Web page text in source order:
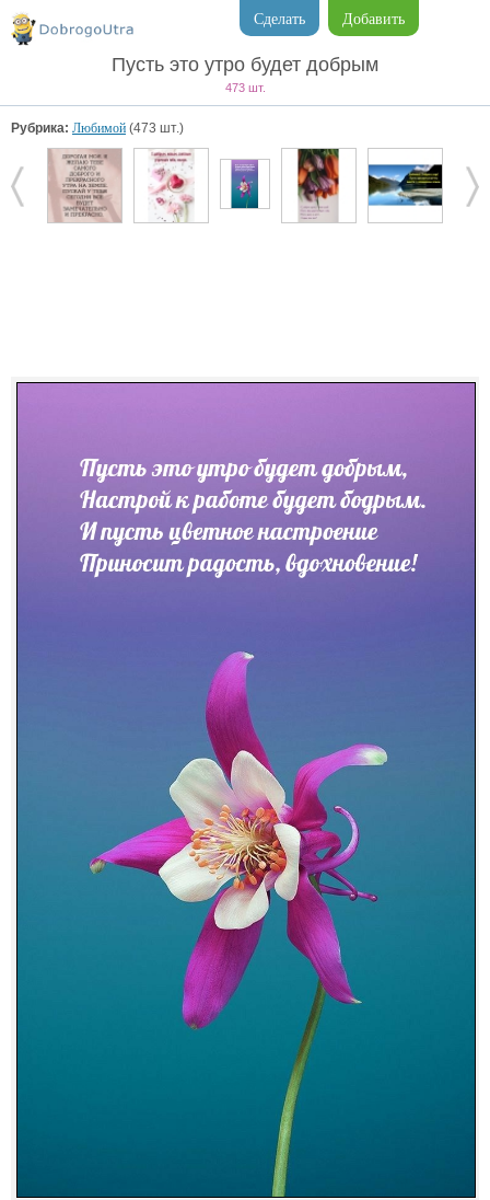
Добавить
Сделать
Пусть это утро будет добрым
473 шт.
Рубрика: Любимой (473 шт.)